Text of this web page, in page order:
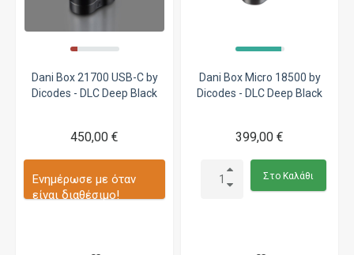
Dani Box 21700 USB-C by
Dicodes - DLC Deep Black
450,00 €
Ενημέρωσε με όταν
είναι διαθέσιμο!
Dani Box Micro 18500 by
Dicodes - DLC Deep Black
399,00 €
Στο Καλάθι